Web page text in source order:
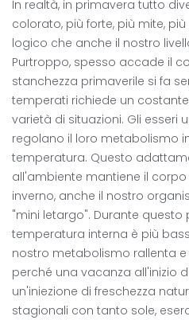
In realtà, in primavera tutto
colorato, più forte, più mite,
logico che anche il nostro
Purtroppo, spesso accade il
stanchezza primaverile si fa
temperati richiede un
varietà di situazioni. Gli esseri
regolano il loro metabolismo
temperatura. Questo
all'ambiente mantiene il corpo
inverno, anche il nostro
"mini letargo". Durante questo
temperatura interna è più
nostro metabolismo rallenta
perché una vacanza all'inizio
un'iniezione di freschezza
stagionali con tanto sole,